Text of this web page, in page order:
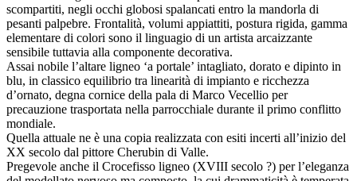
scompartiti, negli occhi globosi spalancati entro la mandorla di
pesanti palpebre. Frontalità, volumi appiattiti, postura rigida, gamma
elementare di colori sono il linguagio di un artista arcaizzante
sensibile tuttavia alla componente decorativa.
Assai nobile l’altare ligneo ‘a portale’ intagliato, dorato e dipinto in
blu, in classico equilibrio tra linearità di impianto e ricchezza
d’ornato, degna cornice della pala di Marco Vecellio per
precauzione trasportata nella parrocchiale durante il primo conflitto
mondiale.
Quella attuale ne è una copia realizzata con esiti incerti all’inizio del
XX secolo dal pittore Cherubin di Valle.
Pregevole anche il Crocefisso ligneo (XVIII secolo ?) per l’eleganza